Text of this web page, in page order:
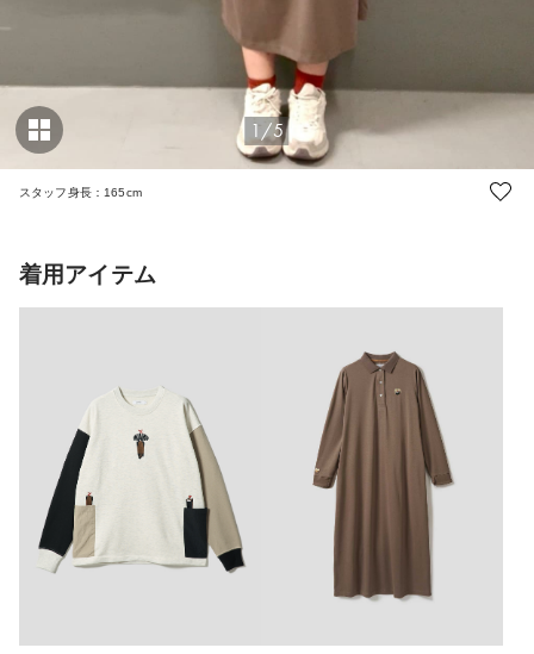
1/5
スタッフ身長：165cm
着用アイテム